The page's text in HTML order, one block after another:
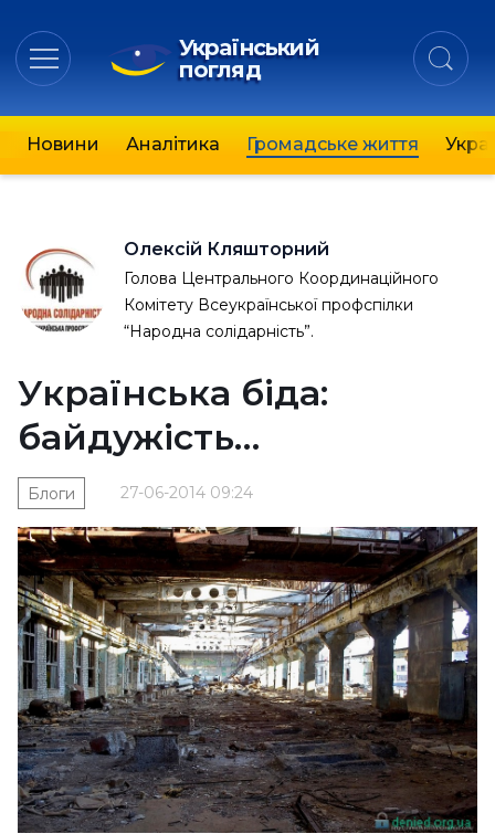
Український
погляд
Новини Аналітика Громадське життя
Олексій Кляшторний
Голова Центрального Координаційного
Комітету Всеукраїнської профспілки
“Народна солідарність”.
Українська біда:
байдужість…
27-06-2014 09:24
Блоги